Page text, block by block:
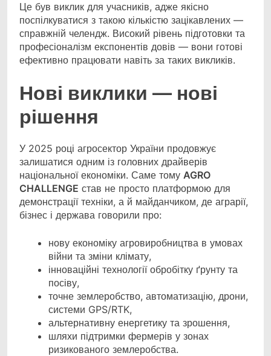
Це був виклик для учасників, адже якісно
поспілкуватися з такою кількістю зацікавлених —
справжній челендж. Високий рівень підготовки та
професіоналізм експонентів довів — вони готові
ефективно працювати навіть за таких викликів.
Нові виклики — нові
рішення
У 2025 році агросектор України продовжує
залишатися одним із головних драйверів
національної економіки. Саме тому AGRO
CHALLENGE став не просто платформою для
демонстрації техніки, а й майданчиком, де аграрії,
бізнес і держава говорили про:
нову економіку агровиробництва в умовах
війни та зміни клімату,
інноваційні технології обробітку ґрунту та
посіву,
точне землеробство, автоматизацію, дрони,
системи GPS/RTK,
альтернативну енергетику та зрошення,
шляхи підтримки фермерів у зонах
ризикованого землеробства.